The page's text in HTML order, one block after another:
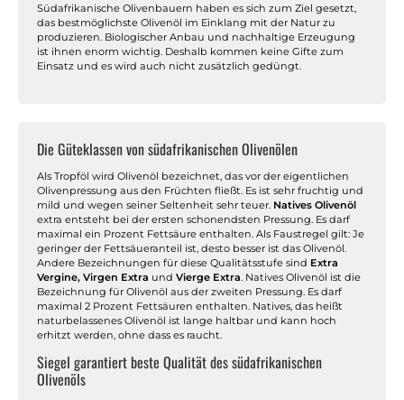
Südafrikanische Olivenbauern haben es sich zum Ziel gesetzt,
das bestmöglichste Olivenöl im Einklang mit der Natur zu
produzieren. Biologischer Anbau und nachhaltige Erzeugung
ist ihnen enorm wichtig. Deshalb kommen keine Gifte zum
Einsatz und es wird auch nicht zusätzlich gedüngt.
Die Güteklassen von südafrikanischen Olivenölen
Als Tropföl wird Olivenöl bezeichnet, das vor der eigentlichen
Olivenpressung aus den Früchten fließt. Es ist sehr fruchtig und
mild und wegen seiner Seltenheit sehr teuer. Natives Olivenöl
extra entsteht bei der ersten schonendsten Pressung. Es darf
maximal ein Prozent Fettsäure enthalten. Als Faustregel gilt: Je
geringer der Fettsäueranteil ist, desto besser ist das Olivenöl.
Andere Bezeichnungen für diese Qualitätsstufe sind Extra
Vergine, Virgen Extra und Vierge Extra. Natives Olivenöl ist die
Bezeichnung für Olivenöl aus der zweiten Pressung. Es darf
maximal 2 Prozent Fettsäuren enthalten. Natives, das heißt
naturbelassenes Olivenöl ist lange haltbar und kann hoch
erhitzt werden, ohne dass es raucht.
Siegel garantiert beste Qualität des südafrikanischen
Olivenöls